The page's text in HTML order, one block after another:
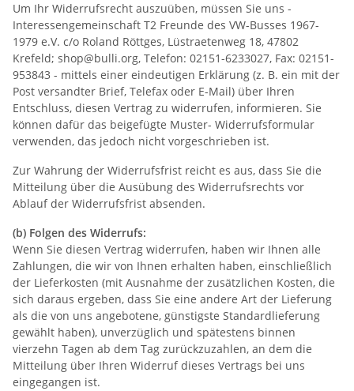
Um Ihr Widerrufsrecht auszuüben, müssen Sie uns -
Interessengemeinschaft T2 Freunde des VW-Busses 1967-
1979 e.V. c/o Roland Röttges, Lüstraetenweg 18, 47802
Krefeld; shop@bulli.org, Telefon: 02151-6233027, Fax: 02151-
953843 - mittels einer eindeutigen Erklärung (z. B. ein mit der
Post versandter Brief, Telefax oder E-Mail) über Ihren
Entschluss, diesen Vertrag zu widerrufen, informieren. Sie
können dafür das beigefügte Muster- Widerrufsformular
verwenden, das jedoch nicht vorgeschrieben ist.
Zur Wahrung der Widerrufsfrist reicht es aus, dass Sie die
Mitteilung über die Ausübung des Widerrufsrechts vor
Ablauf der Widerrufsfrist absenden.
(b) Folgen des Widerrufs:
Wenn Sie diesen Vertrag widerrufen, haben wir Ihnen alle
Zahlungen, die wir von Ihnen erhalten haben, einschließlich
der Lieferkosten (mit Ausnahme der zusätzlichen Kosten, die
sich daraus ergeben, dass Sie eine andere Art der Lieferung
als die von uns angebotene, günstigste Standardlieferung
gewählt haben), unverzüglich und spätestens binnen
vierzehn Tagen ab dem Tag zurückzuzahlen, an dem die
Mitteilung über Ihren Widerruf dieses Vertrags bei uns
eingegangen ist.